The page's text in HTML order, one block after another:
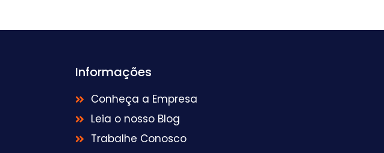
Informações
Conheça a Empresa
Leia o nosso Blog
Trabalhe Conosco